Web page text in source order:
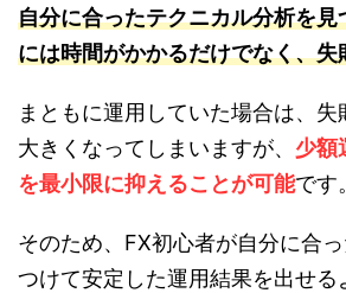
自分に合ったテクニカル分析を見
には時間がかかるだけでなく、失
まともに運用していた場合は、
大きくなってしまいますが、 少額
を最小限に抑えることが可能です。
そのため、FX初心者が自分に合
つけて安定した運用結果を出せる